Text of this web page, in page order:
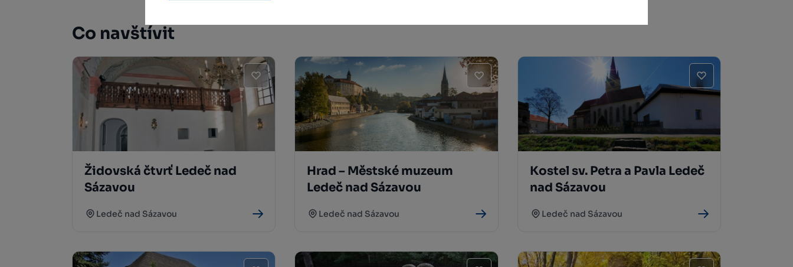
Co navštívit
Židovská čtvrť Ledeč nad
Sázavou
Ledeč nad Sázavou
Hrad – Městské muzeum
Ledeč nad Sázavou
Ledeč nad Sázavou
Kostel sv. Petra a Pavla Ledeč
nad Sázavou
Ledeč nad Sázavou